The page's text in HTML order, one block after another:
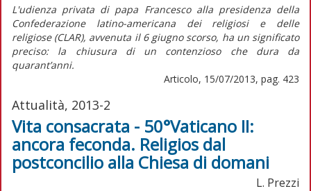
L'udienza privata di papa Francesco alla presidenza della
Confederazione latino-americana dei religiosi e delle
religiose (CLAR), avvenuta il 6 giugno scorso, ha un significato
preciso: la chiusura di un contenzioso che dura da
quarant’anni.
Articolo, 15/07/2013, pag. 423
Attualità, 2013-2
Vita consacrata - 50°Vaticano II:
ancora feconda. Religios dal
postconcilio alla Chiesa di domani
L. Prezzi